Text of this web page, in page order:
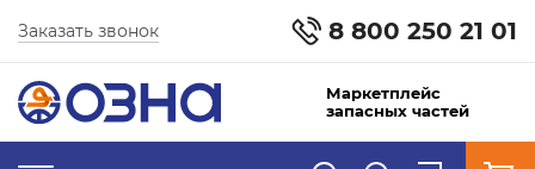
8 800 250 21 01
Заказать звонок
Маркетплейс
запасных частей